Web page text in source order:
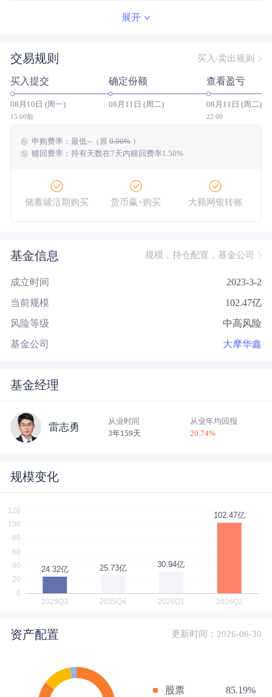
近三年 8/3595
近五年 -- 0.00% --/--
今年以来 156/5020
成立以来 287.38%
展开
交易规则 买入/卖出规则
买入提交
08月10日 (周一)
15:00前
确定份额
08月11日 (周二)
查看盈亏
08月11日 (周二)
22:00
申购费率： 最低--（原 0.00%）
赎回费率：持有天数在7天内赎回费率1.50%
储蓄罐活期购买 货币赢+购买 大额网银转账
基金信息 规模，持仓配置，基金公司
成立时间 2023-3-2
当前规模 102.47亿
风险等级 中高风险
基金公司 大摩华鑫
基金经理
雷志勇
从业时间
3年159天
从业年均回报
20.74%
规模变化
资产配置 更新时间：2026-06-30
股票
85.19%